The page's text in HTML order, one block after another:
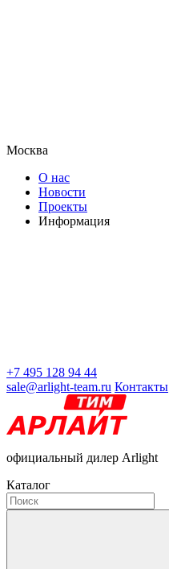
Москва
О нас
Новости
Проекты
Информация
+7 495 128 94 44
sale@arlight-team.ru Контакты
официальный дилер Arlight
Каталог